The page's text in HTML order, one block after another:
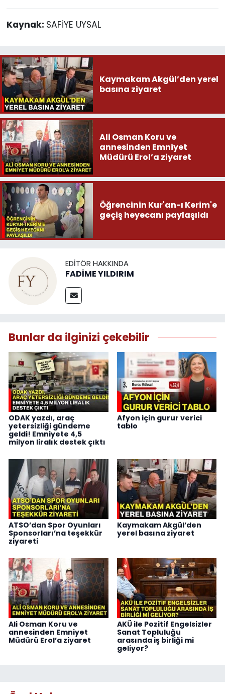
Kaynak: SAFİYE UYSAL
Kaymakam Akgül’den yerel
basına ziyaret
Ali Osman Koru ve
annesinden Emniyet
Müdürü Erol’a ziyaret
Öğrencinin Kur'an-ı Kerim'e
geçiş heyecanı paylaşıldı
EDITÖR HAKKINDA
FADİME YILDIRIM
Bunlar da ilginizi çekebilir
ODAK yazdı, araç
yetersizliği gündeme
geldi! Emniyete 4,5
milyon liralık destek çıktı
Afyon için gurur verici
tablo
ATSO’dan Spor Oyunları
Sponsorları’na teşekkür
ziyareti
Kaymakam Akgül’den
yerel basına ziyaret
Ali Osman Koru ve
annesinden Emniyet
Müdürü Erol’a ziyaret
AKÜ ile Pozitif Engelsizler
Sanat Topluluğu
arasında iş birliği mi
geliyor?